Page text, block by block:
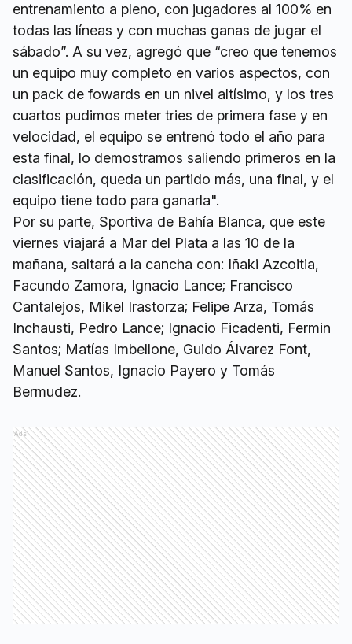
entrenamiento a pleno, con jugadores al 100% en
todas las líneas y con muchas ganas de jugar el
sábado”. A su vez, agregó que “creo que tenemos
un equipo muy completo en varios aspectos, con
un pack de fowards en un nivel altísimo, y los tres
cuartos pudimos meter tries de primera fase y en
velocidad, el equipo se entrenó todo el año para
esta final, lo demostramos saliendo primeros en la
clasificación, queda un partido más, una final, y el
equipo tiene todo para ganarla".
Por su parte, Sportiva de Bahía Blanca, que este
viernes viajará a Mar del Plata a las 10 de la
mañana, saltará a la cancha con: Iñaki Azcoitia,
Facundo Zamora, Ignacio Lance; Francisco
Cantalejos, Mikel Irastorza; Felipe Arza, Tomás
Inchausti, Pedro Lance; Ignacio Ficadenti, Fermin
Santos; Matías Imbellone, Guido Álvarez Font,
Manuel Santos, Ignacio Payero y Tomás
Bermudez.
Ads